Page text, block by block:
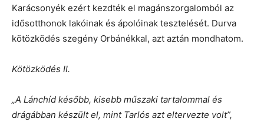
Karácsonyék ezért kezdték el magánszorgalomból az
idősotthonok lakóinak és ápolóinak tesztelését. Durva
kötözködés szegény Orbánékkal, azt aztán mondhatom.
Kötözködés II.
„A Lánchíd később, kisebb műszaki tartalommal és
drágábban készült el, mint Tarlós azt eltervezte volt”,